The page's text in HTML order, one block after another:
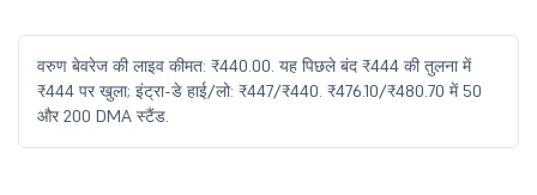
वरुण बेवरेज की लाइव कीमत: ₹440.00. यह पिछले बंद ₹444 की तुलना में
₹444 पर खुला; इंट्रा-डे हाई/लो: ₹447/₹440. ₹476.10/₹480.70 में 50
और 200 DMA स्टैंड.